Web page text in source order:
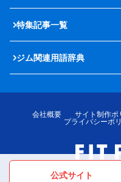
公式サイト
特集記事一覧
ジム関連用語辞典
会社概要 サイト制作ポ
プライバシーポ
© LOTTE